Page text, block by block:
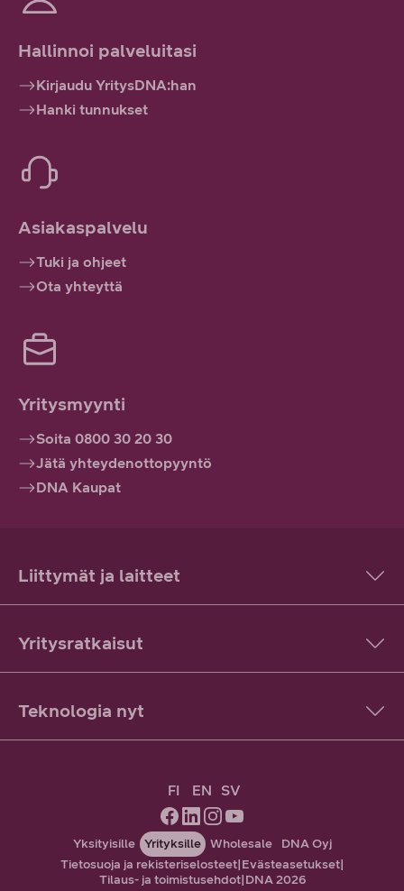
Hallinnoi palveluitasi
Kirjaudu YritysDNA:han
Hanki tunnukset
Asiakaspalvelu
Tuki ja ohjeet
Ota yhteyttä
Yritysmyynti
Soita 0800 30 20 30
Jätä yhteydenottopyyntö
DNA Kaupat
Liittymät ja laitteet
Yritysratkaisut
Teknologia nyt
FI EN SV
Yksityisille Yrityksille Wholesale
DNA Oyj
Tietosuoja ja rekisteriselosteet|Evästeasetukset|
Tilaus- ja toimistusehdot|DNA 2026